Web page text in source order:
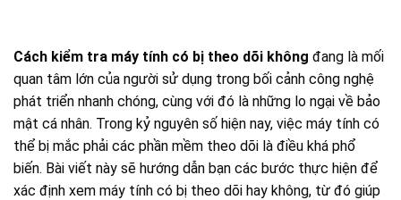
Cách kiểm tra máy tính có bị theo dõi không đang là mối
quan tâm lớn của người sử dụng trong bối cảnh công nghệ
phát triển nhanh chóng, cùng với đó là những lo ngại về bảo
mật cá nhân. Trong kỷ nguyên số hiện nay, việc máy tính có
thể bị mắc phải các phần mềm theo dõi là điều khá phổ
biến. Bài viết này sẽ hướng dẫn bạn các bước thực hiện để
xác định xem máy tính có bị theo dõi hay không, từ đó giúp